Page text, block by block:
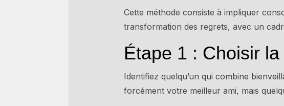
Cette méthode consiste à impliquer
transformation des regrets, avec un
Étape 1 : Choisir
Identifiez quelqu’un qui combine
forcément votre meilleur ami, mais